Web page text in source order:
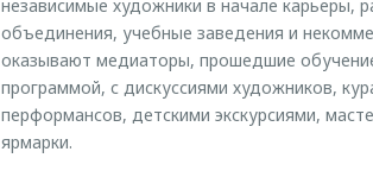
независимые художники в начале карьеры,
объединения, учебные заведения и
оказывают медиаторы, прошедшие
программой, с дискуссиями художников,
перформансов, детскими экскурсиями,
ярмарки.